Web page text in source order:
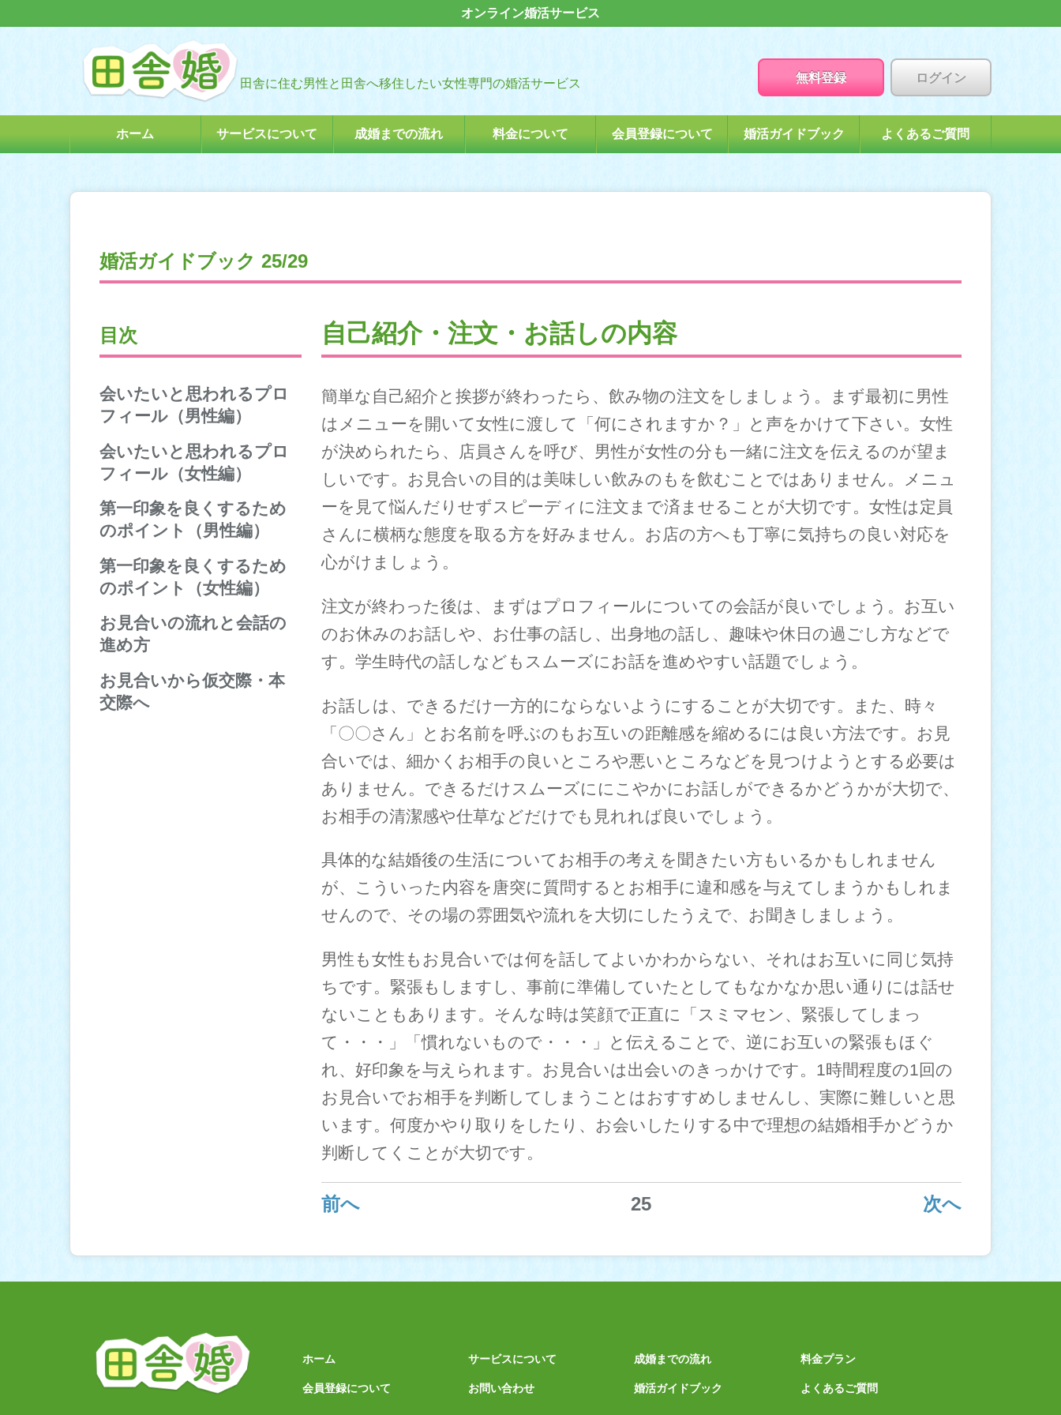
オンライン婚活サービス
田舎に住む男性と田舎へ移住したい女性専門の婚活サービス 無料登録 ログイン
ホーム サービスについて 成婚までの流れ 料金について 会員登録について 婚活ガイドブック よくあるご質問
婚活ガイドブック 25/29
目次
会いたいと思われるプロ
フィール（男性編）
婚活におけるプロフィールと
は
人の心を捉える笑顔の写真
お写真の大きさやポーズ
お写真のポイント
自己紹介の書き方
お相手への希望
会いたいと思われるプロ
フィール（女性編）
婚活におけるプロフィールと
は
人の心を捉える笑顔の写真
お写真の大きさやポーズ
お写真のポイント
自己紹介の書き方
お相手への希望
第一印象を良くするため
のポイント（男性編）
「清潔感」と「誠実さ」が大
切
お見合いでの表情と声のポイ
ント
お話しをする時のポイント
ト
第一印象を良くするため
のポイント（女性編）
表情、声、姿勢のポイント
お話しをする時のポイント
メイクや髪型のポイント
お見合いの流れと会話の
進め方
お見合い成立後の準備
待ち合わせと初対面の挨拶
お見合いから仮交際・本
交際へ
自己紹介・注文・お話しの内容
簡単な自己紹介と挨拶が終わったら、飲み物の注文をしましょう。まず最初に男性
はメニューを開いて女性に渡して「何にされますか？」と声をかけて下さい。女性
が決められたら、店員さんを呼び、男性が女性の分も一緒に注文を伝えるのが望ま
しいです。お見合いの目的は美味しい飲みのもを飲むことではありません。メニュ
ーを見て悩んだりせずスピーディに注文まで済ませることが大切です。女性は定員
さんに横柄な態度を取る方を好みません。お店の方へも丁寧に気持ちの良い対応を
心がけましょう。
注文が終わった後は、まずはプロフィールについての会話が良いでしょう。お互い
のお休みのお話しや、お仕事の話し、出身地の話し、趣味や休日の過ごし方などで
す。学生時代の話しなどもスムーズにお話を進めやすい話題でしょう。
お話しは、できるだけ一方的にならないようにすることが大切です。また、時々
「〇〇さん」とお名前を呼ぶのもお互いの距離感を縮めるには良い方法です。お見
合いでは、細かくお相手の良いところや悪いところなどを見つけようとする必要は
ありません。できるだけスムーズににこやかにお話しができるかどうかが大切で、
お相手の清潔感や仕草などだけでも見れれば良いでしょう。
具体的な結婚後の生活についてお相手の考えを聞きたい方もいるかもしれません
が、こういった内容を唐突に質問するとお相手に違和感を与えてしまうかもしれま
せんので、その場の雰囲気や流れを大切にしたうえで、お聞きしましょう。
男性も女性もお見合いでは何を話してよいかわからない、それはお互いに同じ気持
ちです。緊張もしますし、事前に準備していたとしてもなかなか思い通りには話せ
ないこともあります。そんな時は笑顔で正直に「スミマセン、緊張してしまっ
て・・・」「慣れないもので・・・」と伝えることで、逆にお互いの緊張もほぐ
れ、好印象を与えられます。お見合いは出会いのきっかけです。1時間程度の1回の
お見合いでお相手を判断してしまうことはおすすめしませんし、実際に難しいと思
います。何度かやり取りをしたり、お会いしたりする中で理想の結婚相手かどうか
判断してくことが大切です。
前へ 25 次へ
ホーム サービスについて 成婚までの流れ 料金プラン
会員登録について お問い合わせ 婚活ガイドブック よくあるご質問